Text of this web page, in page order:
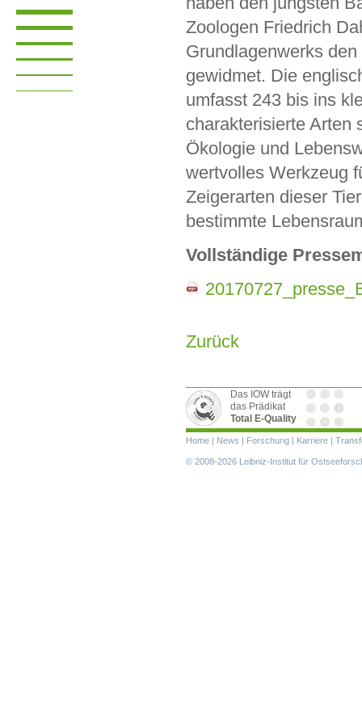
Zoologen Friedrich
Grundlagenwerks
gewidmet. Die
umfasst 243 bis ins
charakterisierte Arten
Ökologie und
wertvolles Werkzeug
Zeigerarten dieser
bestimmte
Vollständige
Zurück
Das IOW trägt
das Prädikat
Total E-Quality
Navigation
überspringen
Home | News | Forschung | Karriere |
© 2008-2026 Leibniz-Institut für